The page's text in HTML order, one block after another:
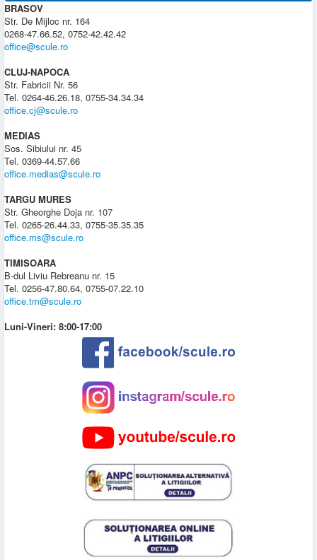
BRASOV
Str. De Mijloc nr. 164
0268-47.66.52, 0752-42.42.42
office@scule.ro
CLUJ-NAPOCA
Str. Fabricii Nr. 56
Tel. 0264-46.26.18, 0755-34.34.34
office.cj@scule.ro
MEDIAS
Sos. Sibiului nr. 45
Tel. 0369-44.57.66
office.medias@scule.ro
TARGU MURES
Str. Gheorghe Doja nr. 107
Tel. 0265-26.44.33, 0755-35.35.35
office.ms@scule.ro
TIMISOARA
B-dul Liviu Rebreanu nr. 15
Tel. 0256-47.80.64, 0755-07.22.10
office.tm@scule.ro
Luni-Vineri: 8:00-17:00